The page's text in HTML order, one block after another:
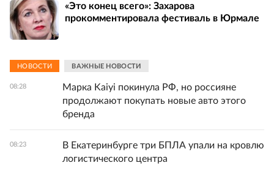
«Это конец всего»: Захарова
прокомментировала фестиваль в Юрмале
НОВОСТИ ВАЖНЫЕ НОВОСТИ
08:28
Марка Kaiyi покинула РФ, но россияне
продолжают покупать новые авто этого
бренда
08:23
В Екатеринбурге три БПЛА упали на кровлю
логистического центра